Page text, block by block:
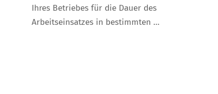
Ihres Betriebes für die Dauer des
Arbeitseinsatzes in bestimmten …